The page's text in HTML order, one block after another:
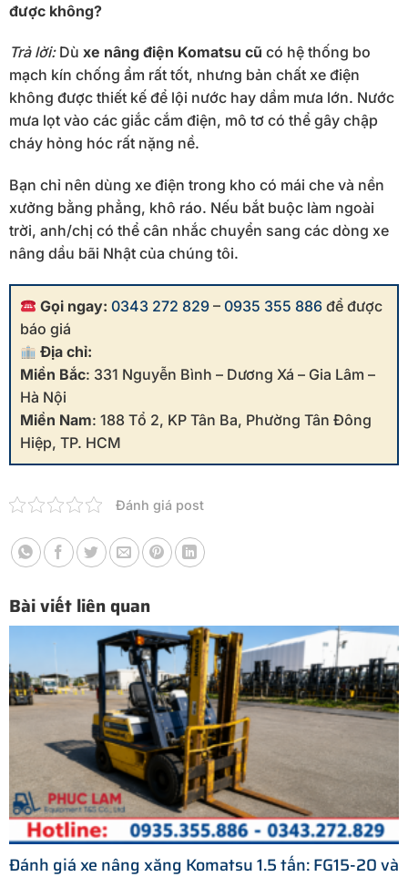
được không?
Trả lời:Dù xe nâng điện Komatsu cũ có hệ thống bo
mạch kín chống ẩm rất tốt, nhưng bản chất xe điện
không được thiết kế để lội nước hay dầm mưa lớn. Nước
mưa lọt vào các giắc cắm điện, mô tơ có thể gây chập
cháy hỏng hóc rất nặng nề.
Bạn chỉ nên dùng xe điện trong kho có mái che và nền
xưởng bằng phẳng, khô ráo. Nếu bắt buộc làm ngoài
trời, anh/chị có thể cân nhắc chuyển sang các dòng xe
nâng dầu bãi Nhật của chúng tôi.
Gọi ngay: 0343 272 829 –0935 355 886 để được
báo giá
Địa chỉ:
Miền Bắc: 331 Nguyễn Bình – Dương Xá – Gia Lâm –
Hà Nội
Miền Nam: 188 Tổ 2, KP Tân Ba, Phường Tân Đông
Hiệp, TP. HCM
Đánh giá post
Bài viết liên quan
Đánh giá xe nâng xăng Komatsu 1.5 tấn: FG15-20 và